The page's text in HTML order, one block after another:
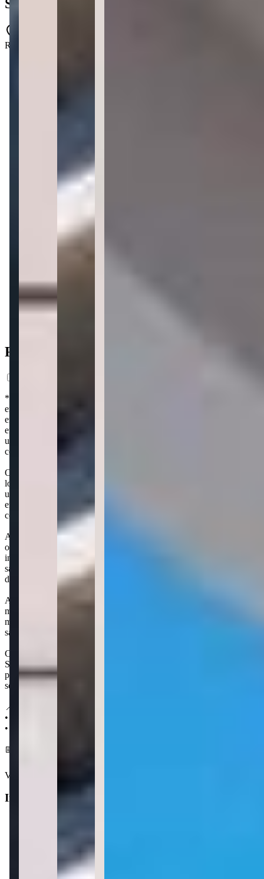
Spazio Haja Residencial
Rua 720 - Tabuleiro dos Oliveiras - Itapema - SC - 88220-000
56 m² priv.
1.123m do mar
Ficha do Imóvel
*Preço estimado com base em análise de mercado, com caráter
exclusivamente informativo. Nos termos da lei nº 4.591/64, este
empreendimento somente poderá ser ofertado à venda a partir da
emissão do Registro da Incorporação. Os interessados em adquirir
unidades no futuro poderão formalizar o interesse através de um
contrato de reserva. As imagens são meramente ilustrativas.
O Spazio Haja Residencial, antigo projeto Residencial Crispim, está
localizado no bairro Tabuleiro dos Oliveiras, em Itapema. As
unidades variam de 2 quartos, com áreas entre 56 e 64 m². O
empreendimento possui uma fachada moderna e uma área de lazer
completa.
A área de lazer no rooftop fica a mais de 60 metros de altura e
oferece mais de 410 m². Os espaços incluem piscinas adulto e
infantil aquecidas, hidromassagem, praça do fogo, espaço gourmet,
sala de jogos, espaço gamer, coworking, brinquedoteca, pub, salão
de festas e academia.
Além disso, o Spazio Haja Residencial oferece áreas comuns
mobiliadas e decoradas, espera para sistemas de monitoramento,
medidores individuais de água, luz e gás, piso em porcelanato,
sacadas com churrasqueira e infraestrutura para ar-condicionado.
Conectado ao centro de Itapema através da BR 101, o bairro do
Spazio Haja Residencial, Tabuleiro dos Oliveiras, é uma boa opção
para quem quer viver próximo a boas opções de comércio e serviços
sem abrir mão do conforto de um bairro residencial.
📍 Localização:
• 1,4 km da Praia do Centro
• 1,2 km da Praça da Paz
📅 Entrega em dezembro 2029
Ver mais
Informações principais
Operação: